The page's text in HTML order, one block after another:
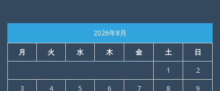
2026年8月
月 火 水 木 金 土
日
1
2
3
4 5 6 7 8 9